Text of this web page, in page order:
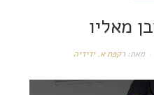
מאליו
מאת:רקפת א. ידידיה